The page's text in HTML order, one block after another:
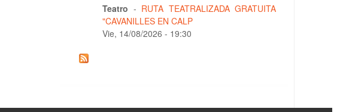
Teatro - RUTA TEATRALIZADA GRATUITA
"CAVANILLES EN CALP
Vie, 14/08/2026 - 19:30